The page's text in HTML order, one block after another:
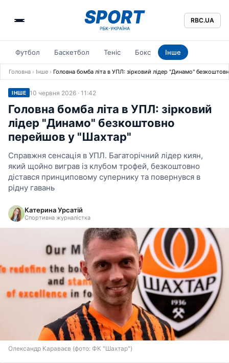
RBC.UA
Футбол Баскетбол Теніс Бокс Інше
Головна › Інше › Головна бомба літа в УПЛ: зірковий лідер "Динамо"
ІНШЕ 10 червня 2026 · 11:42
Головна бомба літа в УПЛ: зірковий
лідер "Динамо" безкоштовно
перейшов у "Шахтар"
Справжня сенсація в УПЛ. Багаторічний лідер киян,
який щойно виграв із клубом трофей, безкоштовно
дістався принциповому супернику та повернувся в
рідну гавань
Катерина Урсатій
Спортивна журналістка
Олександр Караваєв (фото: ФК "Шахтар")